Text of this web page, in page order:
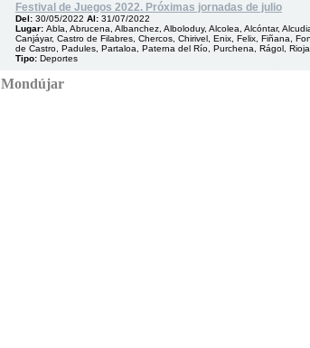
Festival de Juegos 2022. Próximas jornadas de julio
Del: 30/05/2022 Al: 31/07/2022
Lugar: Abla, Abrucena, Albanchez, Alboloduy, Alcolea, Alcóntar,
Canjáyar, Castro de Filabres, Chercos, Chirivel, Enix, Felix, Fiñana,
de Castro, Padules, Partaloa, Paterna del Río, Purchena, Rágol,
Tipo: Deportes
Mondújar